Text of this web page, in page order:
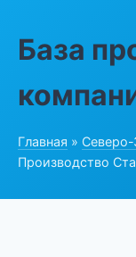
База
Главная »
Производство